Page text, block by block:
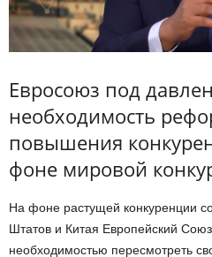
Евросоюз под
необходимость
повышения
фоне мировой
На фоне растущей конкуренции
Штатов и Китая Европейский Союз
необходимостью пересмотреть